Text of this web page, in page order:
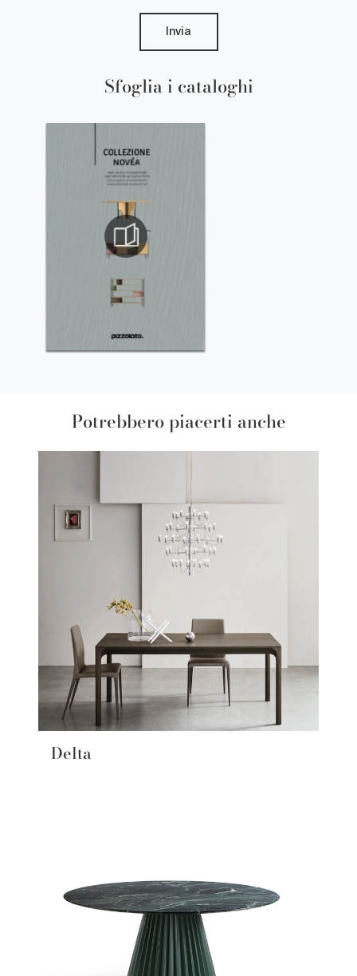
Sfoglia i cataloghi
Invia
Potrebbero piacerti anche
Delta